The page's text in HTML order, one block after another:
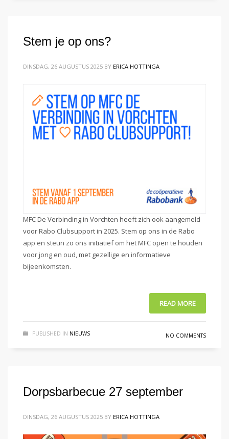
Stem je op ons?
DINSDAG, 26 AUGUSTUS 2025 BY ERICA HOTTINGA
MFC De Verbinding in Vorchten heeft zich ook aangemeld
voor Rabo Clubsupport in 2025. Stem op ons in de Rabo
app en steun zo ons initiatief om het MFC open te houden
voor jong en oud, met gezellige en informatieve
bijeenkomsten.
READ MORE
PUBLISHED IN NIEUWS NO COMMENTS
Dorpsbarbecue 27 september
DINSDAG, 26 AUGUSTUS 2025 BY ERICA HOTTINGA